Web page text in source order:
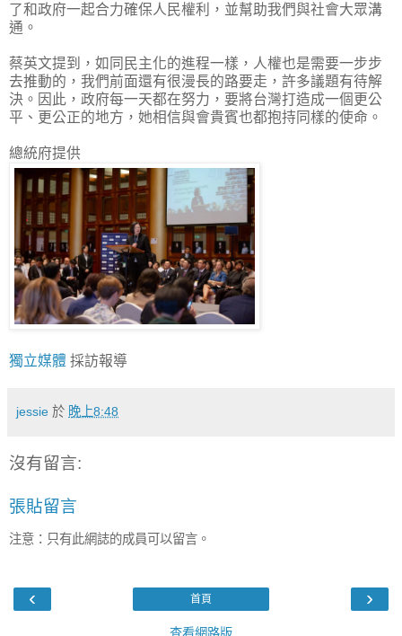
了和政府一起合力確保人民權利，並幫助我們與社會大眾溝
通。
蔡英文提到，如同民主化的進程一樣，人權也是需要一步步
去推動的，我們前面還有很漫長的路要走，許多議題有待解
決。因此，政府每一天都在努力，要將台灣打造成一個更公
平、更公正的地方，她相信與會貴賓也都抱持同樣的使命。
總統府提供
獨立媒體 採訪報導
jessie 於 晚上8:48
沒有留言:
張貼留言
注意：只有此網誌的成員可以留言。
‹ ›
首頁